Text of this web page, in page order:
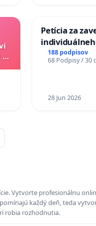
Petícia za
zdravotnej
diabetom 1.
188 podpisov
68 Podpisy / 30
28 Jun 2026
Vytvorte profesionálnu
každý deň, teda
robia rozhodnutia.